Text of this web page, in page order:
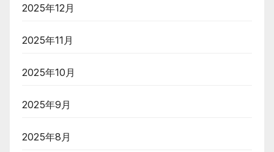
2025年12月
2025年11月
2025年10月
2025年9月
2025年8月